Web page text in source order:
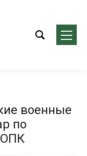
военные
по
ОПК